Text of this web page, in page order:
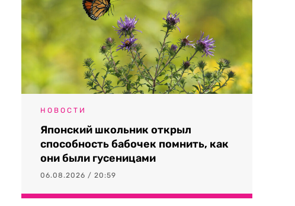
НОВОСТИ
Японский школьник открыл
способность бабочек помнить, как
они были гусеницами
06.08.2026 / 20:59